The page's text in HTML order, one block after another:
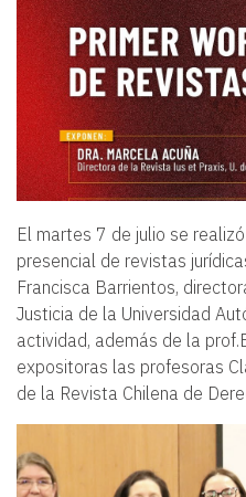
El martes 7 de julio se
presencial de revistas
Francisca Barrientos,
Justicia de la Universidad
actividad, además de la
expositoras las profesoras
de la Revista Chilena de